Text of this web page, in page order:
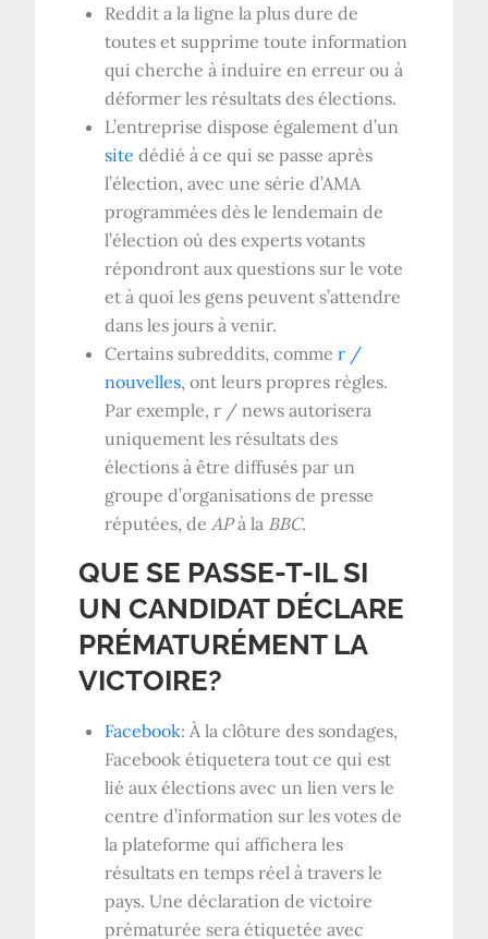
Reddit a la ligne la plus dure de
toutes et supprime toute information
qui cherche à induire en erreur ou à
déformer les résultats des élections.
L’entreprise dispose également d’un
site dédié à ce qui se passe après
l’élection, avec une série d’AMA
programmées dès le lendemain de
l’élection où des experts votants
répondront aux questions sur le vote
et à quoi les gens peuvent s’attendre
dans les jours à venir.
Certains subreddits, commer /
nouvelles, ont leurs propres règles.
Par exemple, r / news autorisera
uniquement les résultats des
élections à être diffusés par un
groupe d’organisations de presse
réputées, de APà la BBC.
QUE SE PASSE-T-IL SI
UN CANDIDAT DÉCLARE
PRÉMATURÉMENT LA
VICTOIRE?
Facebook: À la clôture des sondages,
Facebook étiquetera tout ce qui est
lié aux élections avec un lien vers le
centre d’information sur les votes de
la plateforme qui affichera les
résultats en temps réel à travers le
pays. Une déclaration de victoire
prématurée sera étiquetée avec